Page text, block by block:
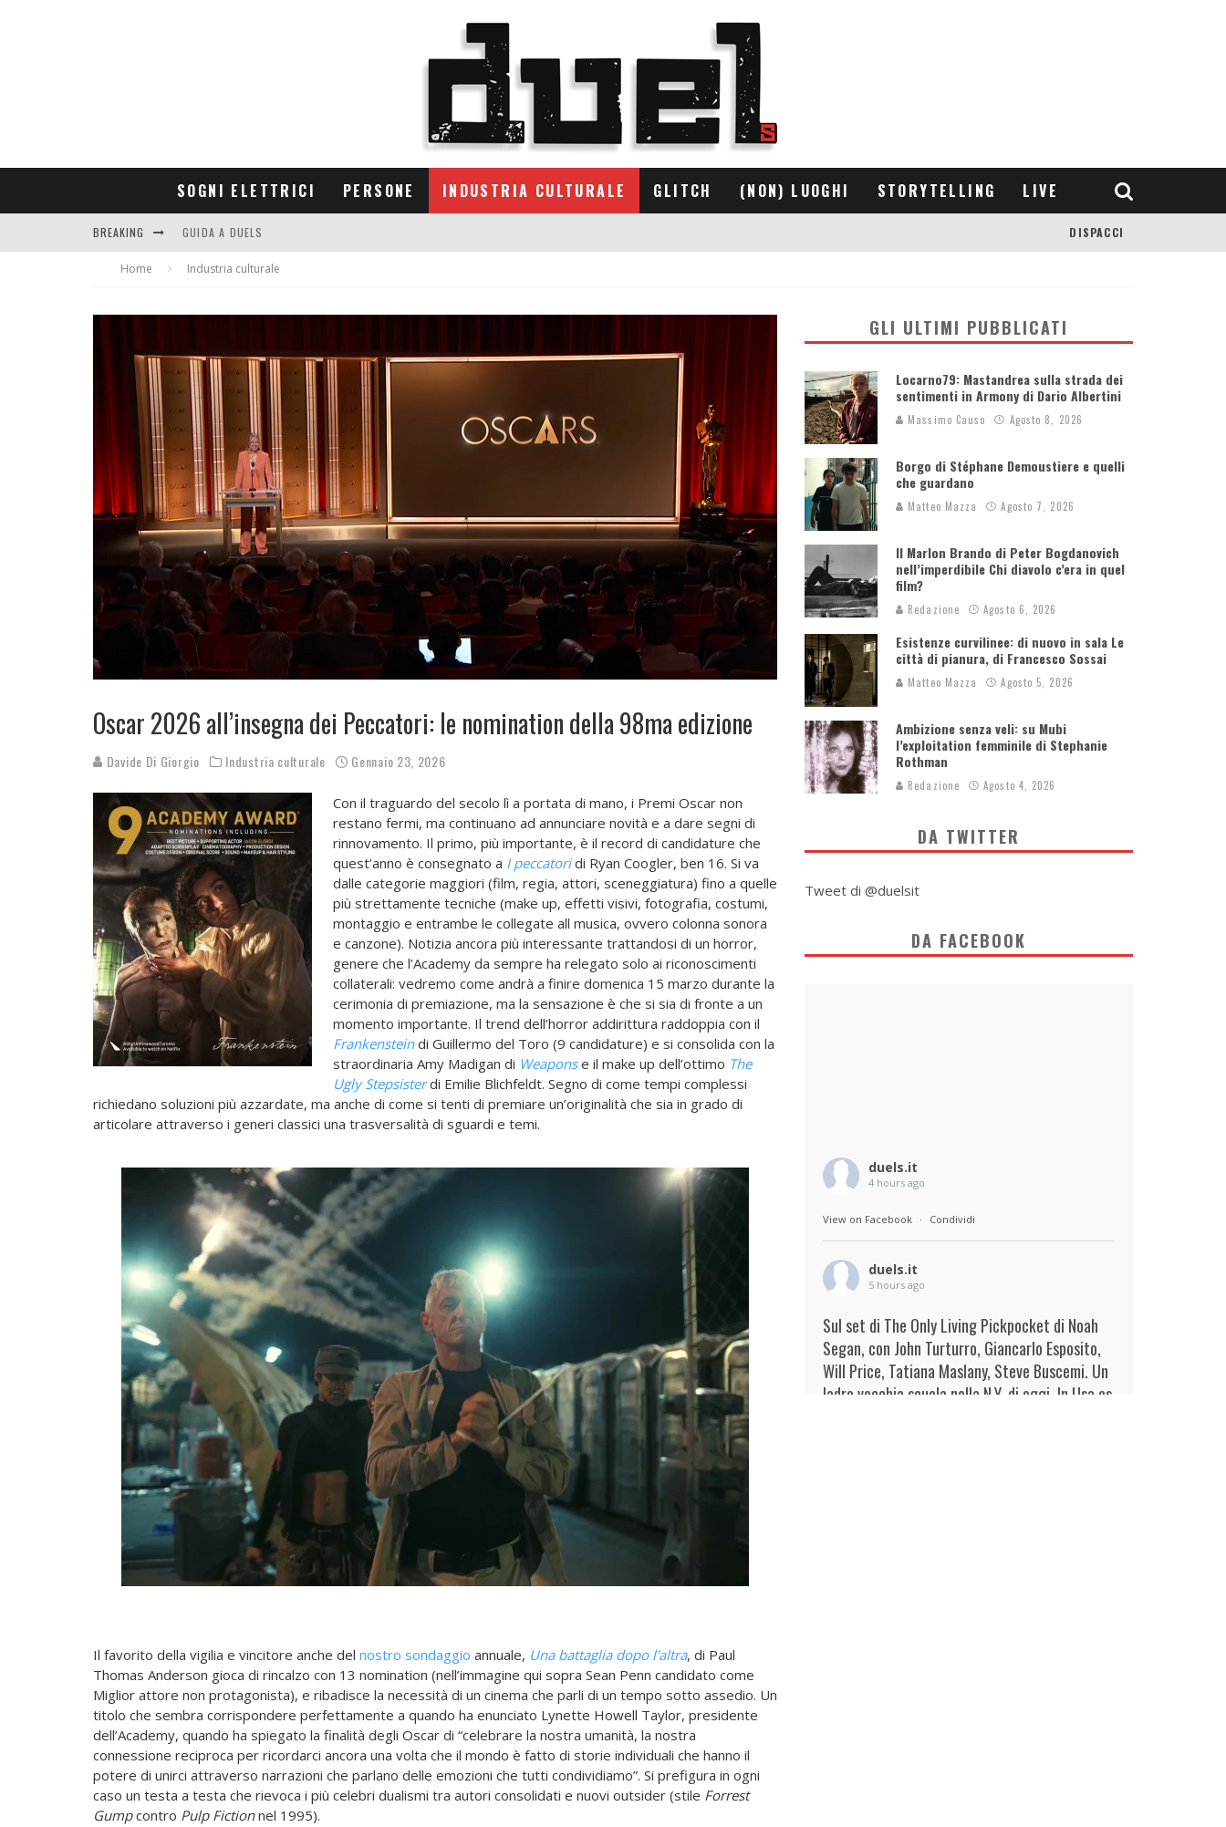
SOGNI ELETTRICI PERSONE INDUSTRIA CULTURALE GLITCH (NON) LUOGHI STORYTELLING LIVE
BREAKING GUIDA A DUELS
CONTRIBUTORS
DISPACCI
Home Industria culturale
Oscar 2026 all’insegna dei Peccatori: le nomination della 98ma edizione
Davide Di Giorgio Industria culturale Gennaio 23, 2026
Con il traguardo del secolo lì a portata di mano, i Premi Oscar non
restano fermi, ma continuano ad annunciare novità e a dare segni di
rinnovamento. Il primo, più importante, è il record di candidature che
quest’anno è consegnato a I peccatori di Ryan Coogler, ben 16. Si va
dalle categorie maggiori (film, regia, attori, sceneggiatura) fino a quelle
più strettamente tecniche (make up, effetti visivi, fotografia, costumi,
montaggio e entrambe le collegate all musica, ovvero colonna sonora
e canzone). Notizia ancora più interessante trattandosi di un horror,
genere che l’Academy da sempre ha relegato solo ai riconoscimenti
collaterali: vedremo come andrà a finire domenica 15 marzo durante la
cerimonia di premiazione, ma la sensazione è che si sia di fronte a un
momento importante. Il trend dell’horror addirittura raddoppia con il
Frankenstein di Guillermo del Toro (9 candidature) e si consolida con la
straordinaria Amy Madigan di Weapons e il make up dell’ottimo The
Ugly Stepsister di Emilie Blichfeldt. Segno di come tempi complessi
richiedano soluzioni più azzardate, ma anche di come si tenti di premiare un’originalità che sia in grado di
articolare attraverso i generi classici una trasversalità di sguardi e temi.
Il favorito della vigilia e vincitore anche del nostro sondaggio annuale, Una battaglia dopo l’altra, di Paul
Thomas Anderson gioca di rincalzo con 13 nomination (nell’immagine qui sopra Sean Penn candidato come
Miglior attore non protagonista), e ribadisce la necessità di un cinema che parli di un tempo sotto assedio. Un
titolo che sembra corrispondere perfettamente a quando ha enunciato Lynette Howell Taylor, presidente
dell’Academy, quando ha spiegato la finalità degli Oscar di “celebrare la nostra umanità, la nostra
connessione reciproca per ricordarci ancora una volta che il mondo è fatto di storie individuali che hanno il
potere di unirci attraverso narrazioni che parlano delle emozioni che tutti condividiamo”. Si prefigura in ogni
caso un testa a testa che rievoca i più celebri dualismi tra autori consolidati e nuovi outsider (stile Forrest
Gumpcontro Pulp Fictionnel 1995).
GLI ULTIMI PUBBLICATI
Locarno79: Mastandrea sulla strada dei
sentimenti in Armony di Dario Albertini
Massimo Causo Agosto 8, 2026
Borgo di Stéphane Demoustiere e quelli
che guardano
Matteo Mazza Agosto 7, 2026
Il Marlon Brando di Peter Bogdanovich
nell’imperdibile Chi diavolo c’era in quel
film?
Redazione Agosto 6, 2026
Esistenze curvilinee: di nuovo in sala Le
città di pianura, di Francesco Sossai
Matteo Mazza Agosto 5, 2026
Ambizione senza veli: su Mubi
l’exploitation femminile di Stephanie
Rothman
Redazione Agosto 4, 2026
DA TWITTER
Tweet di @duelsit
DA FACEBOOK
duels.it
4 hours ago
View on Facebook · Condividi
duels.it
5 hours ago
Sul set di The Only Living Pickpocket di Noah
Segan, con John Turturro, Giancarlo Esposito,
Will Price, Tatiana Maslany, Steve Buscemi. Un
ladro vecchia scuola nella N.Y. di oggi. In Usa es